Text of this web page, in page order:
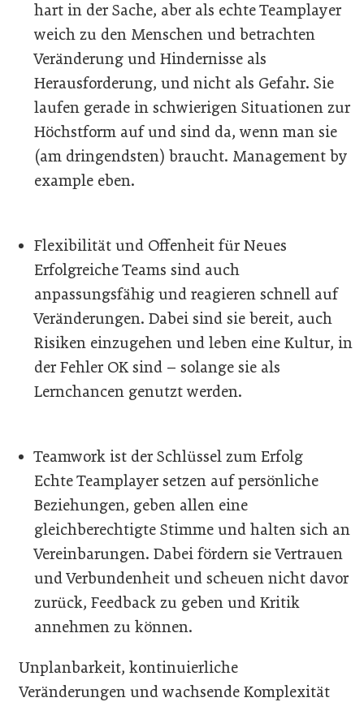
hart in der Sache, aber als echte Teamplayer
weich zu den Menschen und betrachten
Veränderung und Hindernisse als
Herausforderung, und nicht als Gefahr. Sie
laufen gerade in schwierigen Situationen zur
Höchstform auf und sind da, wenn man sie
(am dringendsten) braucht. Management by
example eben.
Flexibilität und Offenheit für Neues
Erfolgreiche Teams sind auch
anpassungsfähig und reagieren schnell auf
Veränderungen. Dabei sind sie bereit, auch
Risiken einzugehen und leben eine Kultur, in
der Fehler OK sind – solange sie als
Lernchancen genutzt werden.
Teamwork ist der Schlüssel zum Erfolg
Echte Teamplayer setzen auf persönliche
Beziehungen, geben allen eine
gleichberechtigte Stimme und halten sich an
Vereinbarungen. Dabei fördern sie Vertrauen
und Verbundenheit und scheuen nicht davor
zurück, Feedback zu geben und Kritik
annehmen zu können.
Unplanbarkeit, kontinuierliche
Veränderungen und wachsende Komplexität